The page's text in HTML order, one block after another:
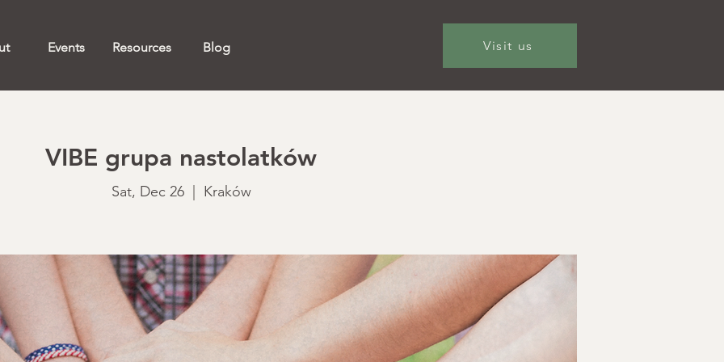
Events Resources Blog Visit us
VIBE grupa nastolatków
Sat, Dec 26
  |
Kraków